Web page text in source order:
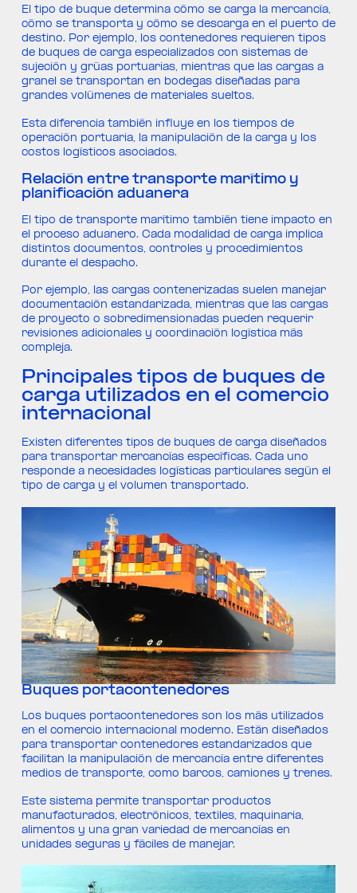
El tipo de buque determina cómo se carga la mercancía,
cómo se transporta y cómo se descarga en el puerto de
destino. Por ejemplo, los contenedores requieren tipos
de buques de carga especializados con sistemas de
sujeción y grúas portuarias, mientras que las cargas a
granel se transportan en bodegas diseñadas para
grandes volúmenes de materiales sueltos.
Esta diferencia también influye en los tiempos de
operación portuaria, la manipulación de la carga y los
costos logísticos asociados.
Relación entre transporte marítimo y
planificación aduanera
El tipo de transporte marítimo también tiene impacto en
el proceso aduanero. Cada modalidad de carga implica
distintos documentos, controles y procedimientos
durante el despacho.
Por ejemplo, las cargas contenerizadas suelen manejar
documentación estandarizada, mientras que las cargas
de proyecto o sobredimensionadas pueden requerir
revisiones adicionales y coordinación logística más
compleja.
Principales tipos de buques de
carga utilizados en el comercio
internacional
Existen diferentes tipos de buques de carga diseñados
para transportar mercancías específicas. Cada uno
responde a necesidades logísticas particulares según el
tipo de carga y el volumen transportado.
Buques portacontenedores
Los buques portacontenedores son los más utilizados
en el comercio internacional moderno. Están diseñados
para transportar contenedores estandarizados que
facilitan la manipulación de mercancía entre diferentes
medios de transporte, como barcos, camiones y trenes.
Este sistema permite transportar productos
manufacturados, electrónicos, textiles, maquinaria,
alimentos y una gran variedad de mercancías en
unidades seguras y fáciles de manejar.